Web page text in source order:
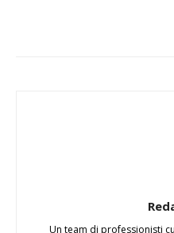
Un team di professionisti